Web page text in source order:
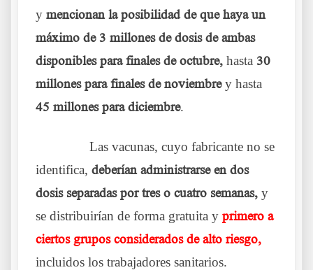
y mencionan la posibilidad de que haya un
máximo de 3 millones de dosis de ambas
disponibles para finales de octubre, hasta 30
millones para finales de noviembrey hasta
45 millones para diciembre.
Las vacunas, cuyo fabricante no se
identifica, deberían administrarse en dos
dosis separadas por tres o cuatro semanas, y
se distribuirían de forma gratuita y primero a
ciertos grupos considerados de alto riesgo,
incluidos los trabajadores sanitarios.